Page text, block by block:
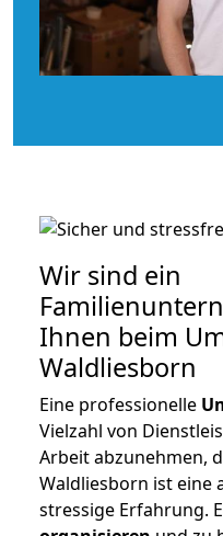
Wir sind ein
Ihnen beim
Waldliesborn
Eine professionelle
Vielzahl von
Arbeit abzunehmen,
Waldliesborn ist eine
stressige Erfahrung.